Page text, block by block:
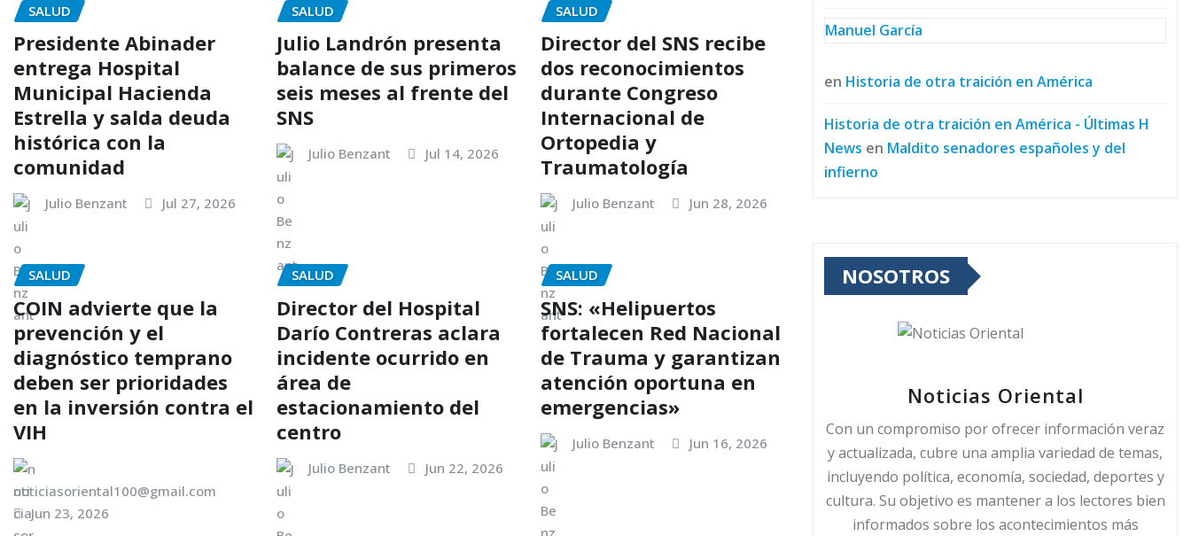
SALUD
Presidente Abinader
entrega Hospital
Municipal Hacienda
Estrella y salda deuda
histórica con la
comunidad
Julio Benzant Jul 27, 2026
SALUD
Julio Landrón presenta
balance de sus primeros
seis meses al frente del
SNS
Julio Benzant Jul 14, 2026
SALUD
Director del SNS recibe
dos reconocimientos
durante Congreso
Internacional de
Ortopedia y
Traumatología
Julio Benzant Jun 28, 2026
SALUD
COIN advierte que la
prevención y el
diagnóstico temprano
deben ser prioridades
en la inversión contra el
VIH
noticiasoriental100@gmail.com
Jun 23, 2026
SALUD
Director del Hospital
Darío Contreras aclara
incidente ocurrido en
área de
estacionamiento del
centro
Julio Benzant Jun 22, 2026
SALUD
SNS: «Helipuertos
fortalecen Red Nacional
de Trauma y garantizan
atención oportuna en
emergencias»
Julio Benzant Jun 16, 2026
Manuel García
en Historia de otra traición en América
Historia de otra traición en América - Últimas H
News en Maldito senadores españoles y del
infierno
NOSOTROS
Noticias Oriental
Con un compromiso por ofrecer información veraz
y actualizada, cubre una amplia variedad de temas,
incluyendo política, economía, sociedad, deportes y
cultura. Su objetivo es mantener a los lectores bien
informados sobre los acontecimientos más